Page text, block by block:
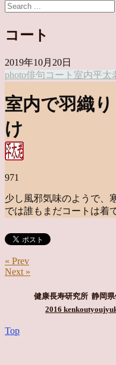
コート
2019年10月20日
photo俳句 コート 室内平太
室内で羽織
け
971
少し風邪気味のようで、
では誰もまだコートは着
« Prev
Next »
健康長寿研究所 静岡
2016
Top